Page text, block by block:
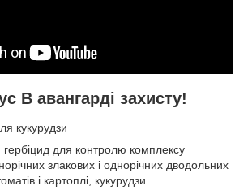
В авангарді захисту!
кукурудзи
для контролю комплексу
злакових і однорічних дводольних
і картоплі, кукурудзи